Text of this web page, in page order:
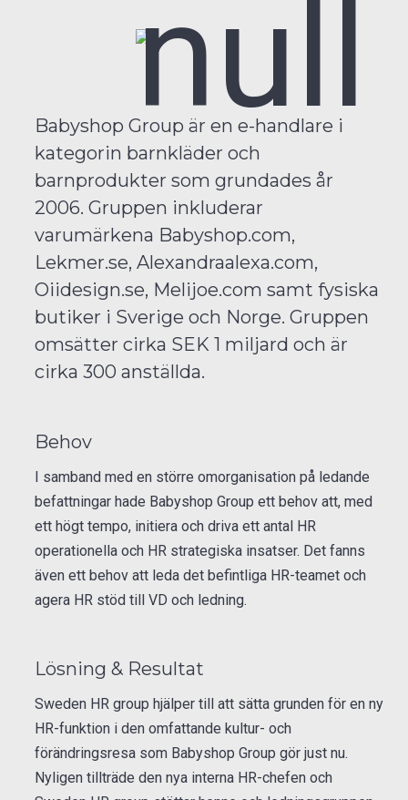
Babyshop Group är en e-handlare i
kategorin barnkläder och
barnprodukter som grundades år
2006. Gruppen inkluderar
varumärkena Babyshop.com,
Lekmer.se, Alexandraalexa.com,
Oiidesign.se, Melijoe.com samt fysiska
butiker i Sverige och Norge. Gruppen
omsätter cirka SEK 1 miljard och är
cirka 300 anställda.
Behov
I samband med en större omorganisation på ledande
befattningar hade Babyshop Group ett behov att, med
ett högt tempo, initiera och driva ett antal HR
operationella och HR strategiska insatser. Det fanns
även ett behov att leda det befintliga HR-teamet och
agera HR stöd till VD och ledning.
Lösning & Resultat
Sweden HR group hjälper till att sätta grunden för en ny
HR-funktion i den omfattande kultur- och
förändringsresa som Babyshop Group gör just nu.
Nyligen tillträde den nya interna HR-chefen och